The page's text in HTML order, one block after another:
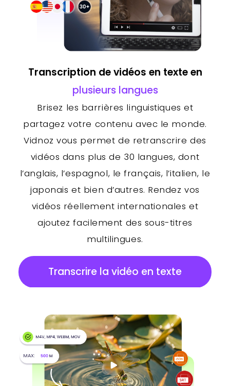
Transcription de vidéos en texte en
plusieurs langues
Brisez les barrières linguistiques et
partagez votre contenu avec le monde.
Vidnoz vous permet de retranscrire des
vidéos dans plus de 30 langues, dont
l’anglais, l’espagnol, le français, l’italien, le
japonais et bien d’autres. Rendez vos
vidéos réellement internationales et
ajoutez facilement des sous-titres
multilingues.
Transcrire la vidéo en texte
MAX: